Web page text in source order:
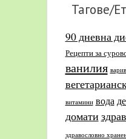
Тагове/
90 дневна
Рецепти за
ванилия
витамини вода
домати
здравословно